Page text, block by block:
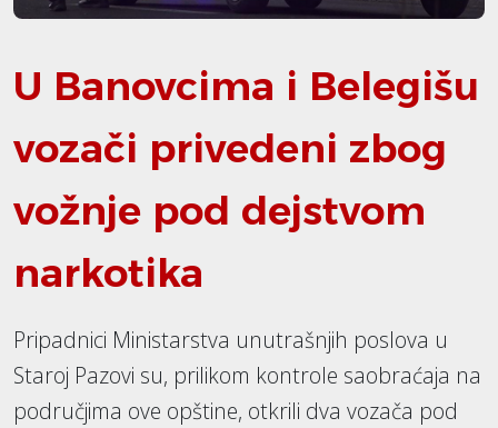
U Banovcima i Belegišu
vozači privedeni zbog
vožnje pod dejstvom
narkotika
Pripadnici Ministarstva unutrašnjih poslova u
Staroj Pazovi su, prilikom kontrole saobraćaja na
područjima ove opštine, otkrili dva vozača pod